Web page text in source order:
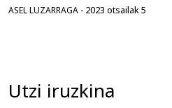
ASEL LUZARRAGA - 2023 otsailak 5
Utzi iruzkina